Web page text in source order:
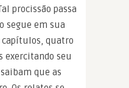
procissão passa
segue em sua
quatro
exercitando seu
que as